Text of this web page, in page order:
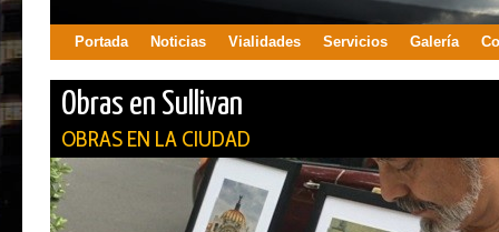
Portada Noticias Vialidades Servicios Galería
Obras en Sullivan
OBRAS EN LA CIUDAD